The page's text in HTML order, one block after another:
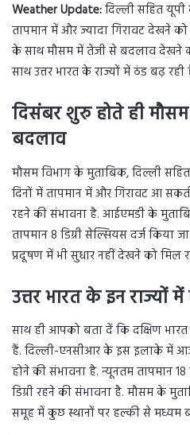
Weather Update:दिल्ली सहित
तापमान में और ज्यादा गिरावट देखने
के साथ मौसम में तेजी से बदलाव देखने
साथ उत्तर भारत के राज्यों में ठंड बढ़ रही
दिसंबर शुरु होते ही
बदलाव
मौसम विभाग के मुताबिक, दिल्ली
दिनों में तापमान में और गिरावट आ
रहने की संभावना है. आईएमडी के
तापमान 8 डिग्री सेल्सियस दर्ज किया
प्रदूषण में भी सुधार नहीं देखने को मिल
उत्तर भारत के इन राज्यों
साथ ही आपको बता दें कि दक्षिण
हैं. दिल्ली-एनसीआर के इस इलाके में आज
होने की संभावना है. न्यूनतम तापमान
डिग्री रहने की संभावना है. मौसम के
समूह में कुछ स्थानों पर हल्की से मध्यम